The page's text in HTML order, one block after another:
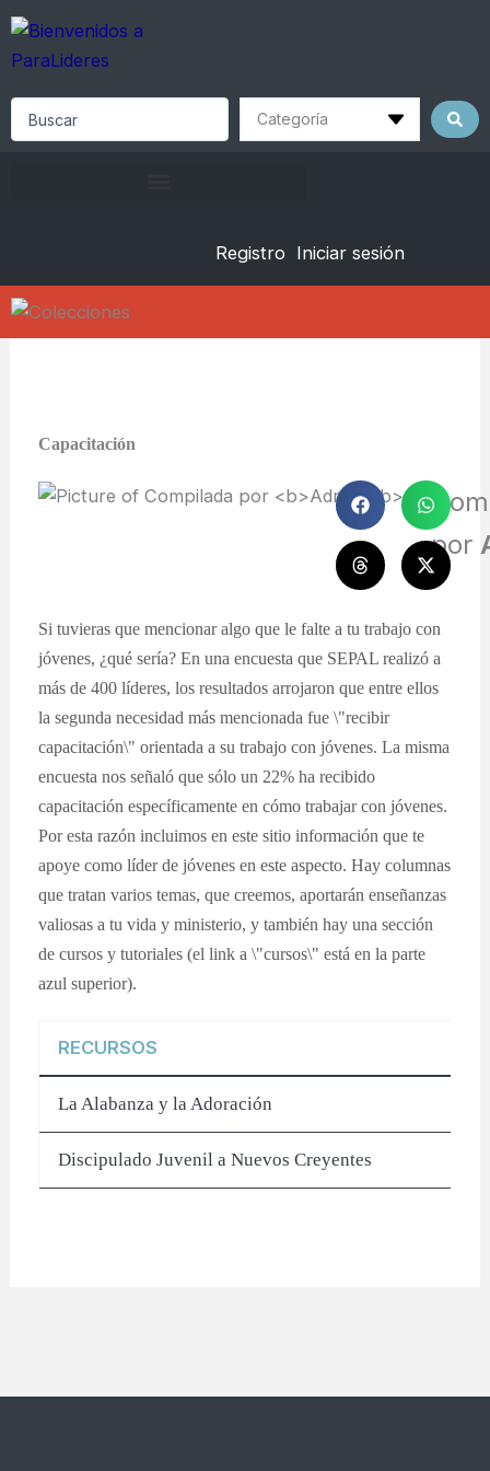
Skip
content
Registro Iniciar sesión
Capacitación
por
Si tuvieras que mencionar algo que le falte a tu trabajo con
jóvenes, ¿qué sería? En una encuesta que SEPAL realizó a
más de 400 líderes, los resultados arrojaron que entre ellos
la segunda necesidad más mencionada fue \"recibir
capacitación\" orientada a su trabajo con jóvenes. La misma
encuesta nos señaló que sólo un 22% ha recibido
capacitación específicamente en cómo trabajar con jóvenes.
Por esta razón incluimos en este sitio información que te
apoye como líder de jóvenes en este aspecto. Hay columnas
que tratan varios temas, que creemos, aportarán enseñanzas
valiosas a tu vida y ministerio, y también hay una sección
de cursos y tutoriales (el link a \"cursos\" está en la parte
azul superior).
RECURSOS
La Alabanza y la Adoración
Discipulado Juvenil a Nuevos Creyentes